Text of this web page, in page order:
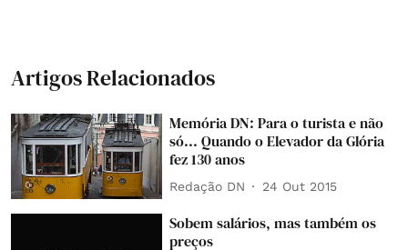
Artigos Relacionados
Memória DN: Para o turista e não
só... Quando o Elevador da Glória
fez 130 anos
Redação DN 24 Out 2015
Sobem salários, mas também os
preços